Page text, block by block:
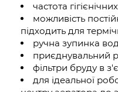
частота
можливість
підходить для
ручна зупинка
приєднувальний
фільтри бруду в
для ідеальної